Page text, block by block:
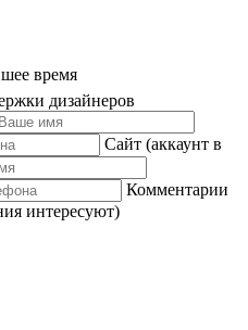
время
дизайнеров
Сайт (аккаунт в
Комментарии
интересуют)